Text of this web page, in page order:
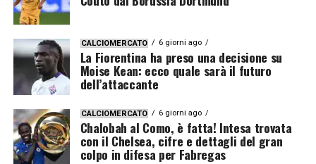
CALCIOMERCATO 6 giorni ago
La Fiorentina ha preso una decisione su
Moise Kean: ecco quale sarà il futuro
dell’attaccante
CALCIOMERCATO 6 giorni ago
Chalobah al Como, è fatta! Intesa trovata
con il Chelsea, cifre e dettagli del gran
colpo in difesa per Fabregas